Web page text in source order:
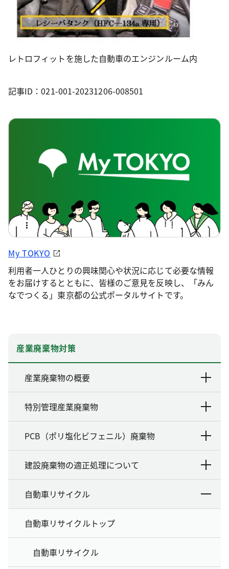
レトロフィットを施した自動車のエンジンルーム内
記事ID：021-001-20231206-008501
My TOKYO
利用者一人ひとりの興味関心や状況に応じて必要な情報
をお届けするとともに、皆様のご意見を反映し、「みん
なでつくる」東京都の公式ポータルサイトです。
産業廃棄物対策
産業廃棄物の概要
特別管理産業廃棄物
PCB（ポリ塩化ビフェニル）廃棄物
建設廃棄物の適正処理について
自動車リサイクル
自動車リサイクルトップ
自動車リサイクル